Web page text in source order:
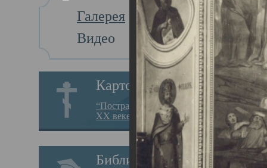
Галерея
Видео
Картотека
“Пострадавшие за веру в
XX веке на Севере”
Библиотека
Главная